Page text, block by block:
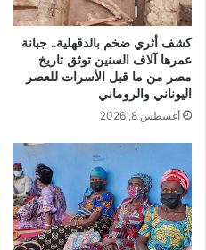
كشف أثري ضخم بالدقهلية.. جبانة
عمرها آلاف السنين توثق تاريخ
مصر من ما قبل الأسرات للعصر
اليوناني والروماني
أغسطس 8, 2026